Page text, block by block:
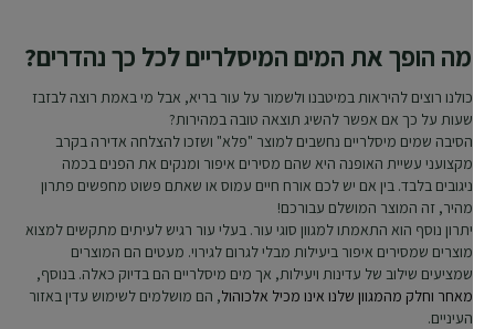
מה הופך את המים המיסלריים לכל כך נהדרים?
כולנו רוצים להיראות במיטבנו ולשמור על עור בריא, אבל מי באמת רוצה לבזבז
שעות על כך אם אפשר להשיג תוצאה טובה במהירות?
הסיבה שמים מיסלריים נחשבים למוצר "פלא" ושזכו להצלחה אדירה בקרב
מקצועני עשיית האופנה היא שהם מסירים איפור ומנקים את הפנים בכמה
ניגובים בלבד. בין אם יש לכם אורח חיים עמוס או שאתם פשוט מחפשים פתרון
מהיר, זה המוצר המושלם עבורכם!
יתרון נוסף הוא התאמתו למגוון סוגי עור. בעלי עור רגיש לעיתים מתקשים למצוא
מוצרים שמסירים איפור ביעילות מבלי לגרום לגירוי. מעטים הם המוצרים
שמציעים שילוב של עדינות ויעילות, אך מים מיסלריים הם בדיוק כאלה. בנוסף,
מאחר וחלק מהמגוון שלנו אינו מכיל אלכוהול, הם מושלמים לשימוש עדין באזור
העיניים.